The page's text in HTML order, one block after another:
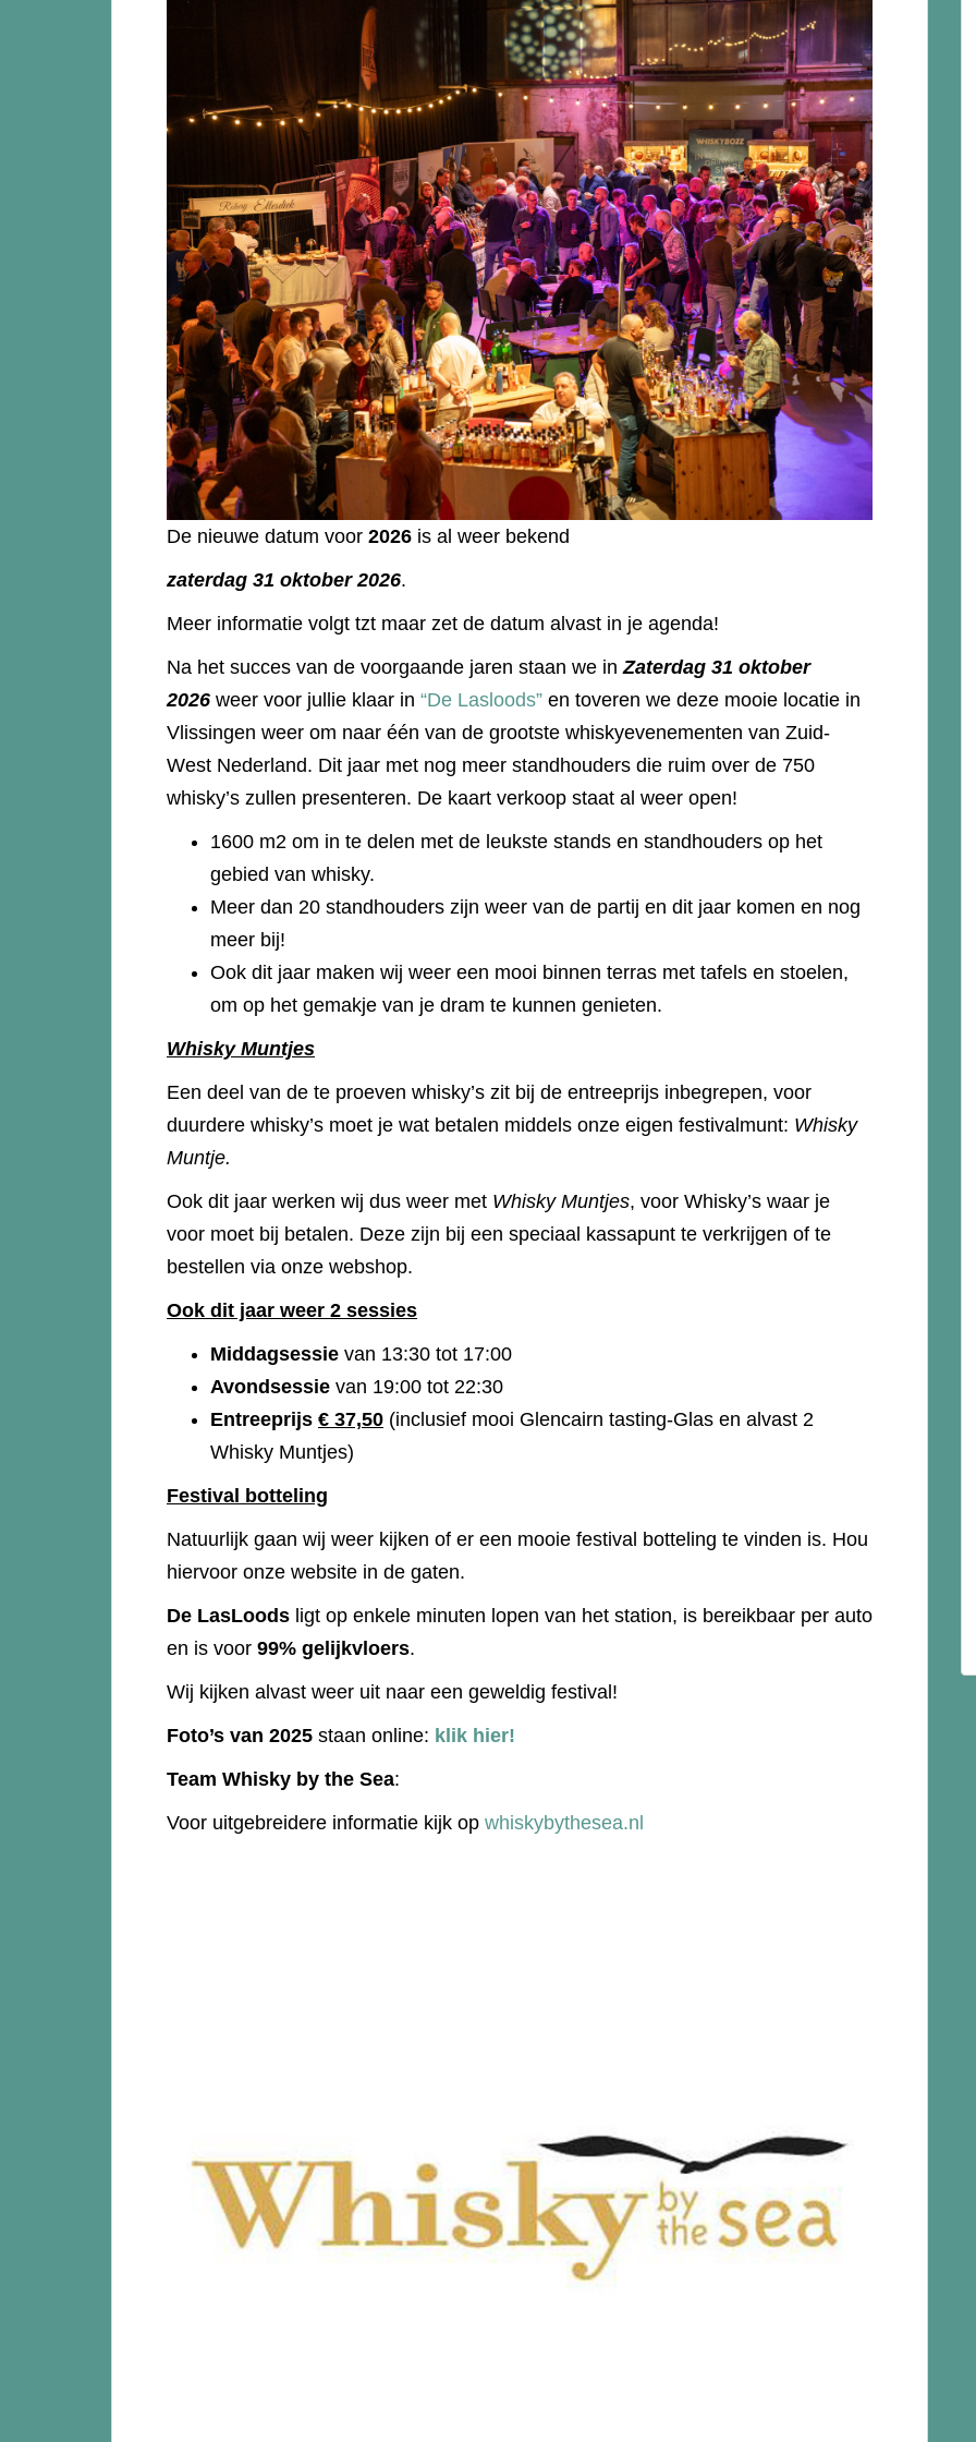
De nieuwe datum voor 2026 is al weer bekend
zaterdag 31 oktober 2026.
Meer informatie volgt tzt maar zet de datum alvast in je agenda!
Na het succes van de voorgaande jaren staan we inZaterdag 31 oktober
2026 weer voor jullie klaar in “De Lasloods” en toveren we deze mooie locatie in
Vlissingen weer om naar één van de grootste whiskyevenementen van Zuid-
West Nederland. Dit jaar met nog meer standhouders die ruim over de 750
whisky’s zullen presenteren. De kaart verkoop staat al weer open!
1600 m2 om in te delen met de leukste stands en standhouders op het
gebied van whisky.
Meer dan 20 standhouders zijn weer van de partij en dit jaar komen en nog
meer bij!
Ook dit jaar maken wij weer een mooi binnen terras met tafels en stoelen,
om op het gemakje van je dram te kunnen genieten.
Whisky Muntjes
Een deel van de te proeven whisky’s zit bij de entreeprijs inbegrepen, voor
duurdere whisky’s moet je wat betalen middels onze eigen festivalmunt: Whisky
Muntje.
Ook dit jaar werken wij dus weer met Whisky Muntjes, voor Whisky’s waar je
voor moet bij betalen. Deze zijn bij een speciaal kassapunt te verkrijgen of te
bestellen via onze webshop.
Ook dit jaar weer 2 sessies
Middagsessie van 13:30 tot 17:00
Avondsessie van 19:00 tot 22:30
Entreeprijs € 37,50 (inclusief mooi Glencairn tasting-Glas en alvast 2
Whisky Muntjes)
Festival botteling
Natuurlijk gaan wij weer kijken of er een mooie festival botteling te vinden is. Hou
hiervoor onze website in de gaten.
De LasLoods ligt op enkele minuten lopen van het station, is bereikbaar per auto
en is voor 99% gelijkvloers.
Wij kijken alvast weer uit naar een geweldig festival!
Foto’s van 2025 staan online: klik hier!
Team Whisky by the Sea:
Voor uitgebreidere informatie kijk op whiskybythesea.nl